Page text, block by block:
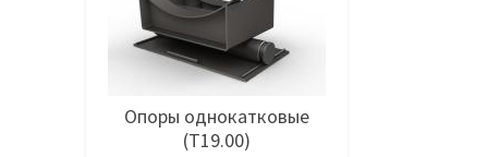
Опоры однокатковые
(Т19.00)